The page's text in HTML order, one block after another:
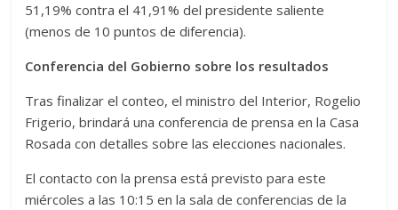
51,19% contra el 41,91% del presidente saliente
(menos de 10 puntos de diferencia).
Conferencia del Gobierno sobre los resultados
Tras finalizar el conteo, el ministro del Interior, Rogelio
Frigerio, brindará una conferencia de prensa en la Casa
Rosada con detalles sobre las elecciones nacionales.
El contacto con la prensa está previsto para este
miércoles a las 10:15 en la sala de conferencias de la